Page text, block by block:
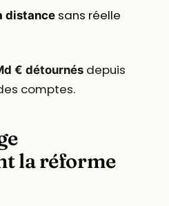
distancesans réelle
€ détournésdepuis
comptes.
la réforme